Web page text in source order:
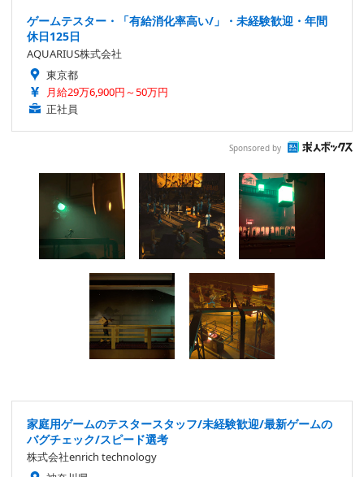
ゲームテスター・「有給消化率高い/」・未経験歓迎・年間
休日125日
AQUARIUS株式会社
東京都
月給29万6,900円～50万円
正社員
Sponsored by
家庭用ゲームのテスタースタッフ/未経験歓迎/最新ゲームの
バグチェック/スピード選考
株式会社enrich technology